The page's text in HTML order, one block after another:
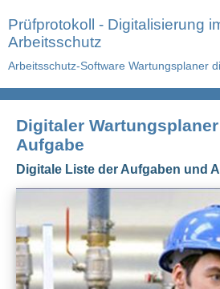
Prüfprotokoll - Digitalisierung
Arbeitsschutz
Arbeitsschutz-Software Wartungsplaner
Digitaler
Aufgabe
Digitale Liste der Aufgaben und